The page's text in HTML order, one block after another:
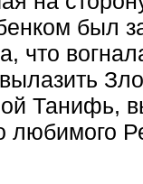
был
что
Танифь,
любимого